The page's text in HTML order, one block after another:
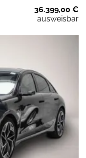
36.399,00 €
ausweisbar